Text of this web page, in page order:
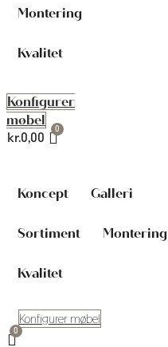
Montering
Kvalitet
Konfigurer
møbel
kr.0,00
Koncept Galleri
Sortiment Montering
Kvalitet
Konfigurer møbel